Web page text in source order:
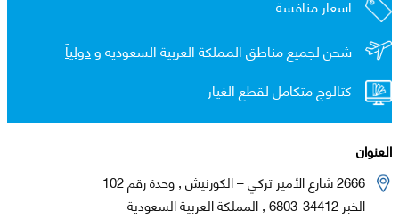
اسعار منافسة
شحن لجميع مناطق المملكة العربية السعوديه ودولياً
كتالوج متكامل لقطع الغيار
العنوان
2666 شارع الأمير تركي – الكورنيش , وحدة رقم 102
الخبر 34412-6803 , المملكة العربية السعودية